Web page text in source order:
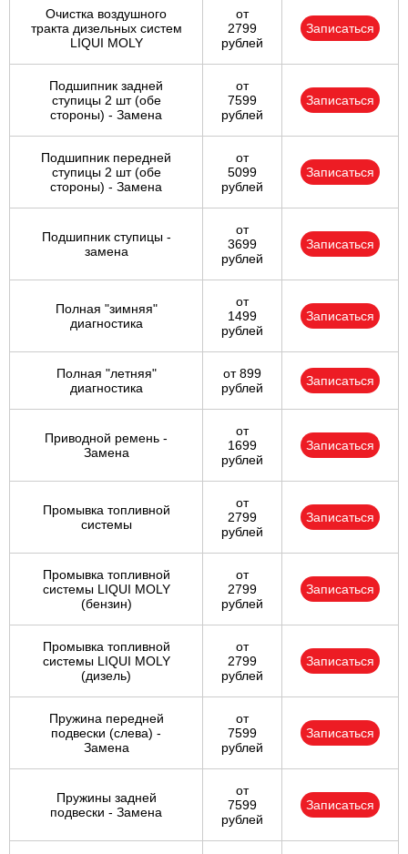
Очистка воздушного
тракта дизельных систем
LIQUI MOLY
от
2799
рублей
Записаться
Подшипник задней
ступицы 2 шт (обе
стороны) - Замена
от
7599
рублей
Записаться
Подшипник передней
ступицы 2 шт (обе
стороны) - Замена
от
5099
рублей
Записаться
Подшипник ступицы -
замена
от
3699
рублей
Записаться
Полная "зимняя"
диагностика
от
1499
рублей
Записаться
Полная "летняя"
диагностика
от 899
рублей
Записаться
Приводной ремень -
Замена
от
1699
рублей
Записаться
Промывка топливной
системы
от
2799
рублей
Записаться
Промывка топливной
системы LIQUI MOLY
(бензин)
от
2799
рублей
Записаться
Промывка топливной
системы LIQUI MOLY
(дизель)
от
2799
рублей
Записаться
Пружина передней
подвески (слева) -
Замена
от
7599
рублей
Записаться
Пружины задней
подвески - Замена
от
7599
рублей
Записаться